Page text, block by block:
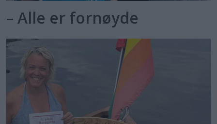
– Alle er fornøyde